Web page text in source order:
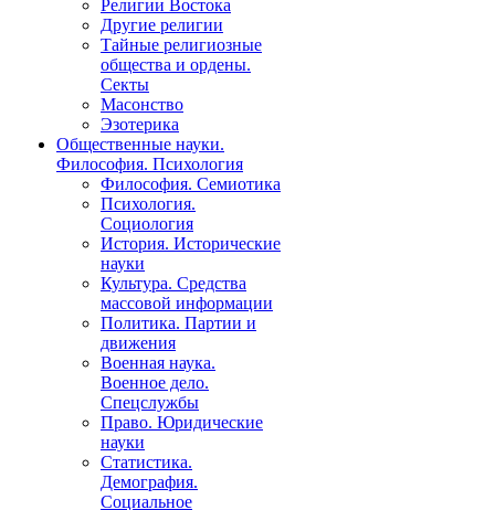
Религии Востока
Другие религии
Тайные религиозные
общества и ордены.
Секты
Масонство
Эзотерика
Общественные науки.
Философия. Психология
Философия. Семиотика
Психология.
Социология
История. Исторические
науки
Культура. Средства
массовой информации
Политика. Партии и
движения
Военная наука.
Военное дело.
Спецслужбы
Право. Юридические
науки
Статистика.
Демография.
Социальное